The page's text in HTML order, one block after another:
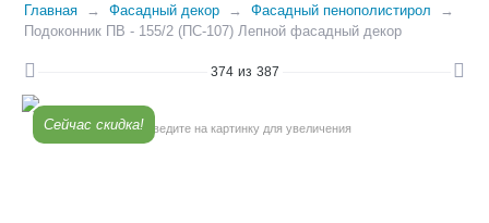
Главная Фасадный декор
Фасадный пенополистирол
Подоконник ПВ - 155/2 (ПС-107) Лепной фасадный декор
374 из 387
Сейчас скидка!Наведите на картинку для увеличения